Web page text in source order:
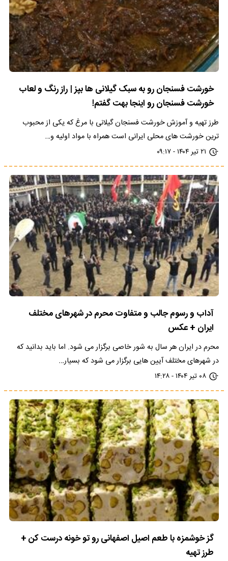
خورشت فسنجان رو به سبک گیلانی ها بپز | راز رنگ و لعاب
خورشت فسنجان رو اینجا بهت گفتم!
طرز تهیه و آموزش خورشت فسنجان گیلانی با مرغ که یکی از محبوب
ترین خورشت های محلی ایرانی است همراه با مواد اولیه و…
۲۱ تیر ۱۴۰۴ - ۰۹:۱۷
آداب و رسوم جالب و متفاوت محرم در شهرهای مختلف
ایران + عکس
محرم در ایران هر سال به شور خاصی برگزار می شود. اما باید بدانید که
در شهرهای مختلف آیین هایی برگزار می شود که بسیار…
۰۸ تیر ۱۴۰۴ - ۱۴:۲۸
گز خوشمزه با طعم اصیل اصفهانی رو تو خونه درست کن +
طرز تهیه